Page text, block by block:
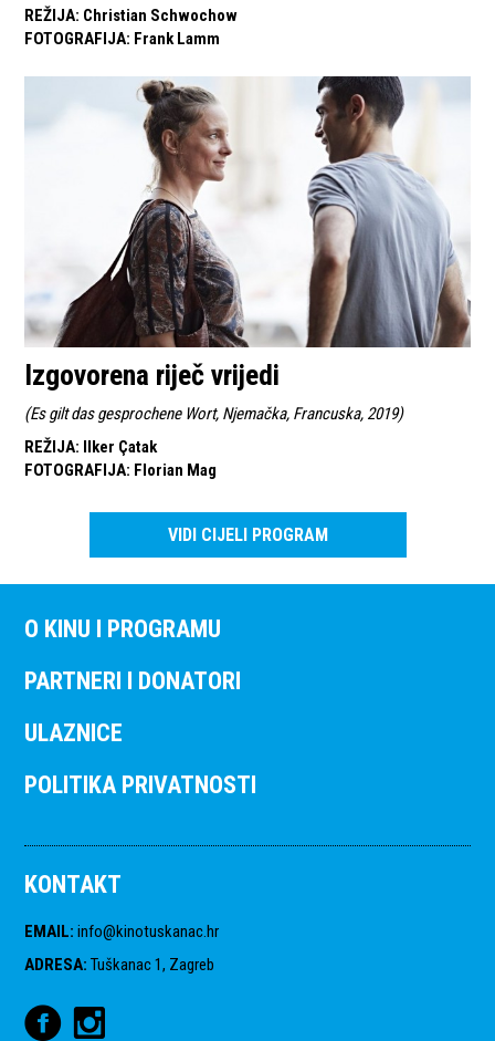
REŽIJA: Christian Schwochow
FOTOGRAFIJA: Frank Lamm
Izgovorena riječ vrijedi
(Es gilt das gesprochene Wort, Njemačka, Francuska, 2019)
REŽIJA: Ilker Çatak
FOTOGRAFIJA: Florian Mag
VIDI CIJELI PROGRAM
O KINU I PROGRAMU
PARTNERI I DONATORI
ULAZNICE
POLITIKA PRIVATNOSTI
KONTAKT
EMAIL: info@kinotuskanac.hr
ADRESA: Tuškanac 1, Zagreb